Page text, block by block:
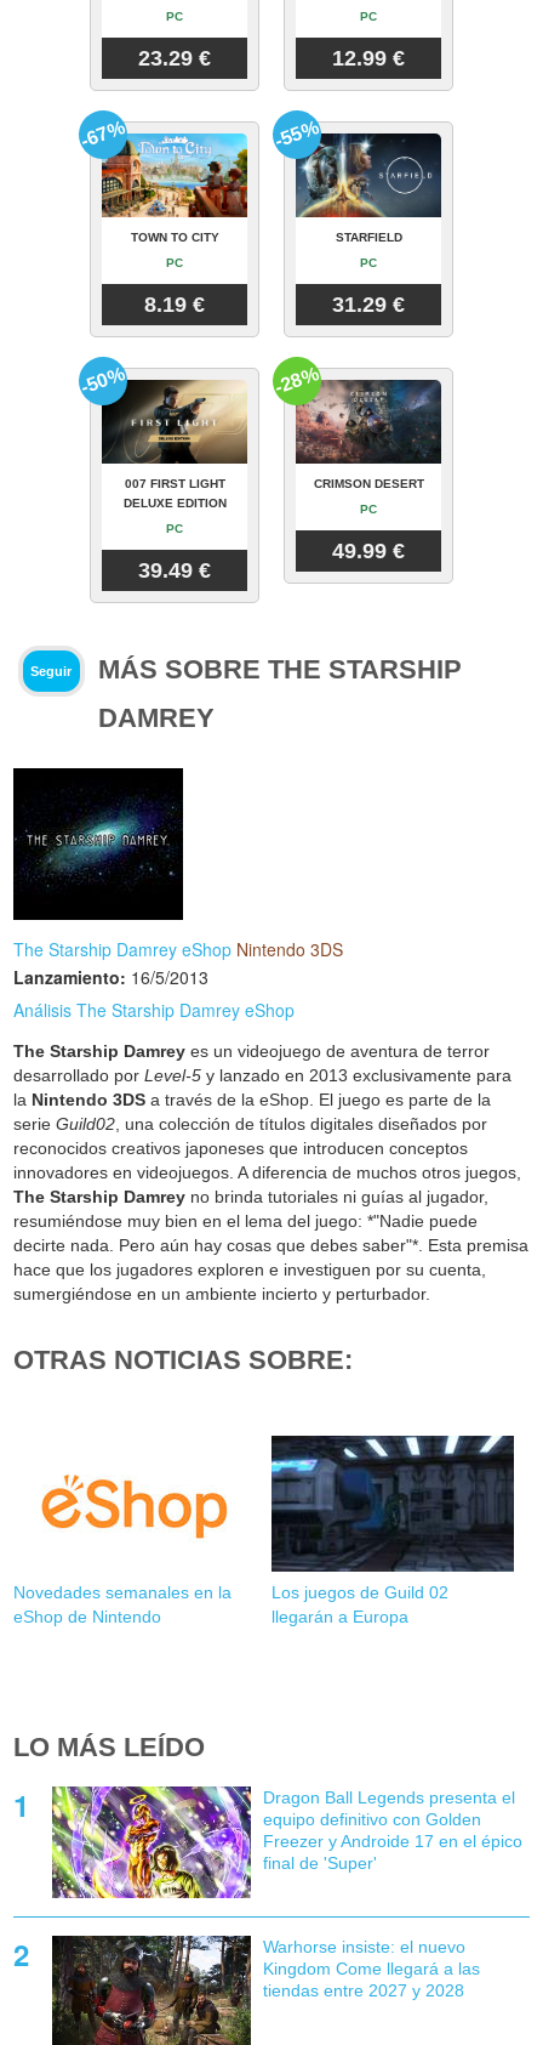
PC
23.29 €
PC
12.99 €
TOWN TO CITY
PC
8.19 €
-67%
STARFIELD
PC
31.29 €
-55%
007 FIRST LIGHT
DELUXE EDITION
PC
39.49 €
-50%
CRIMSON DESERT
PC
49.99 €
-28%
Seguir
MÁS SOBRE THE STARSHIP
DAMREY
The Starship Damrey eShop Nintendo 3DS
Lanzamiento: 16/5/2013
Análisis The Starship Damrey eShop
The Starship Damrey es un videojuego de aventura de terror
desarrollado porLevel-5 y lanzado en 2013 exclusivamente para
la Nintendo 3DS a través de la eShop. El juego es parte de la
serieGuild02, una colección de títulos digitales diseñados por
reconocidos creativos japoneses que introducen conceptos
innovadores en videojuegos. A diferencia de muchos otros juegos,
The Starship Damrey no brinda tutoriales ni guías al jugador,
resumiéndose muy bien en el lema del juego: *"Nadie puede
decirte nada. Pero aún hay cosas que debes saber"*. Esta premisa
hace que los jugadores exploren e investiguen por su cuenta,
sumergiéndose en un ambiente incierto y perturbador.
OTRAS NOTICIAS SOBRE:
Novedades semanales en la
eShop de Nintendo
Los juegos de Guild 02
llegarán a Europa
LO MÁS LEÍDO
Dragon Ball Legends presenta el
equipo definitivo con Golden
Freezer y Androide 17 en el épico
final de 'Super'
Warhorse insiste: el nuevo
Kingdom Come llegará a las
tiendas entre 2027 y 2028